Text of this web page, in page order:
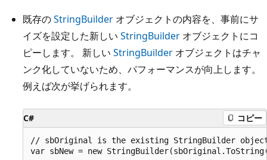
既存のStringBuilder オブジェクトの内容を、事前にサ
イズを設定した新しい StringBuilder オブジェクトにコ
ピーします。 新しい StringBuilder オブジェクトはチャ
ンク化していないため、パフォーマンスが向上します。
例えば次が挙げられます。
C# コピー
// sbOriginal is the existing StringBuilder